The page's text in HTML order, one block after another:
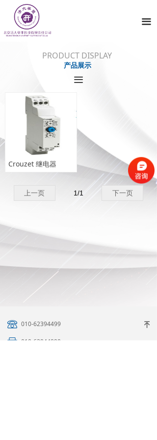
끀
PRODUCT DISPLAY
产品展示
끀
Crouzet 继电器
上一页 下一页
1/1
010-62394499
010-62944990
녠